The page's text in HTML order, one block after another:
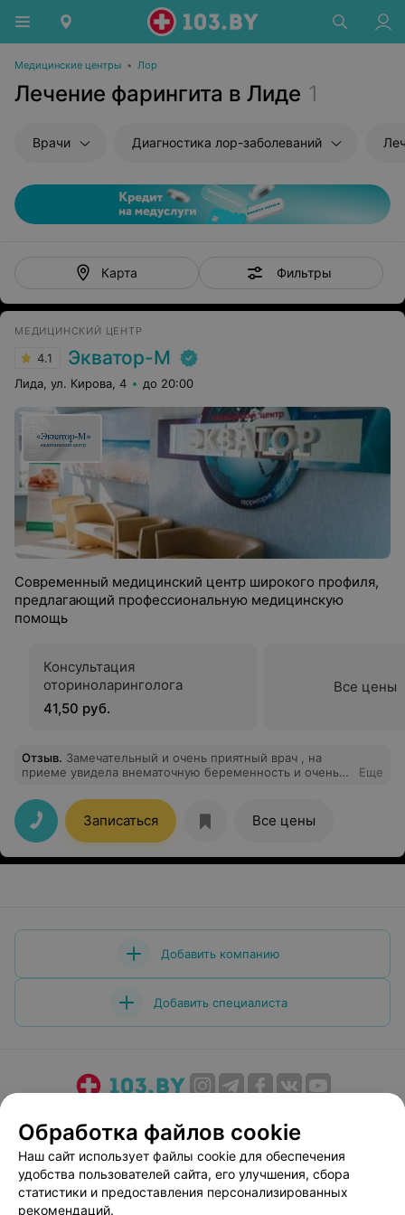
Медицинские центры • Лор
Лечение фарингита в Лиде 1
Врачи Диагностика лор-заболеваний
Карта Фильтры
МЕДИЦИНСКИЙ ЦЕНТР
4.1 Экватор-М
Лида, ул. Кирова, 4 до 20:00
Современный медицинский центр широкого профиля,
предлагающий профессиональную медицинскую
помощь
Консультация
оториноларинголога
41,50 руб.
Все цены
Отзыв. Замечательный и очень приятный врач , на
приеме увидела внематочную беременность и очень
всем знакомым советую , все мои приемы в ее
кабинете проходили хорошо и бережно , просто
большое спасибо таким врачам
Еще
Записаться Все цены
Добавить компанию
Добавить специалиста
Медицинский маркетинг
Публичный договор
Пользовательское соглашение
Способы оплаты
Вакансии
Партнеры
Обработка файлов cookie
Наш сайт использует файлы cookie для обеспечения
удобства пользователей сайта, его улучшения, сбора
статистики и предоставления персонализированных
рекомендаций.